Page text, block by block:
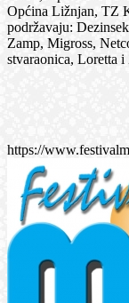
Općina Ližnjan, TZ
podržavaju:
Zamp, Migross,
stvaraonica, Loretta
https://